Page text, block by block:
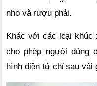
nho và rượu phải.
Khác với các loại khúc
cho phép người dùng
hình điện tử chỉ sau vài